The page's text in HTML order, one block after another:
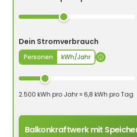
Dein Stromverbrauch
Personen kWh/Jahr
2.500 kWh pro Jahr ≈ 6,8 kWh pro Tag
Balkonkraftwerk mit